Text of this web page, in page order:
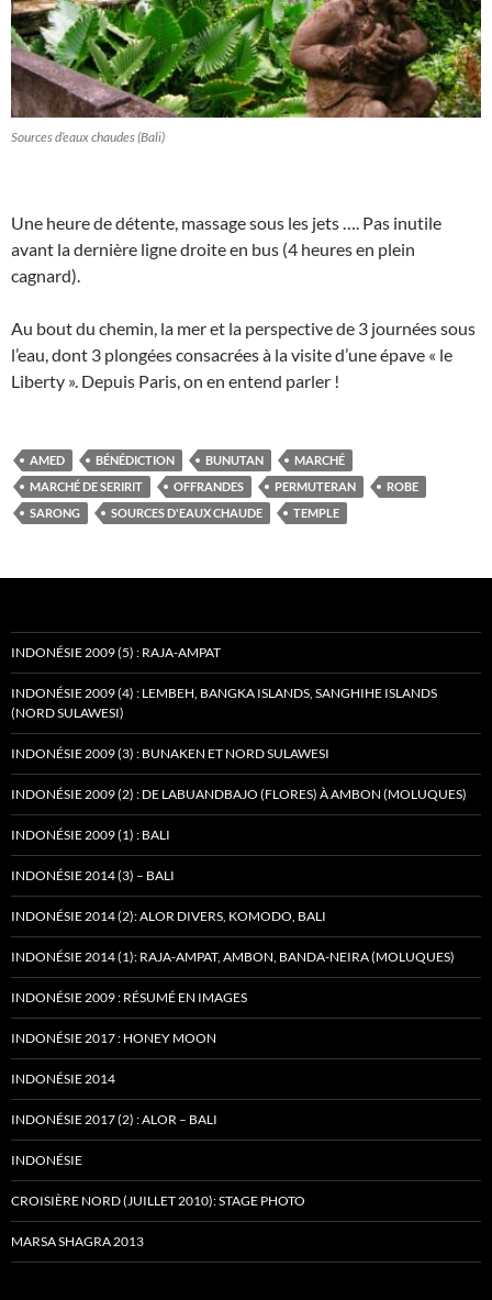
Sources d’eaux chaudes (Bali)
Une heure de détente, massage sous les jets …. Pas inutile
avant la dernière ligne droite en bus (4 heures en plein
cagnard).
Au bout du chemin, la mer et la perspective de 3 journées sous
l’eau, dont 3 plongées consacrées à la visite d’une épave « le
Liberty ». Depuis Paris, on en entend parler !
AMED BÉNÉDICTION BUNUTAN
MARCHÉ
MARCHÉ DE SERIRIT
OFFRANDES PERMUTERAN
ROBE
SARONG
SOURCES D'EAUX CHAUDE TEMPLE
INDONÉSIE 2009 (5) : RAJA-AMPAT
INDONÉSIE 2009 (4) : LEMBEH, BANGKA ISLANDS, SANGHIHE ISLANDS
(NORD SULAWESI)
INDONÉSIE 2009 (3) : BUNAKEN ET NORD SULAWESI
INDONÉSIE 2009 (2) : DE LABUANDBAJO (FLORES) À AMBON (MOLUQUES)
INDONÉSIE 2009 (1) : BALI
INDONÉSIE 2014 (3) – BALI
INDONÉSIE 2014 (2): ALOR DIVERS, KOMODO, BALI
INDONÉSIE 2014 (1): RAJA-AMPAT, AMBON, BANDA-NEIRA (MOLUQUES)
INDONÉSIE 2009 : RÉSUMÉ EN IMAGES
INDONÉSIE 2017 : HONEY MOON
INDONÉSIE 2014
INDONÉSIE 2017 (2) : ALOR – BALI
INDONÉSIE
CROISIÈRE NORD (JUILLET 2010): STAGE PHOTO
MARSA SHAGRA 2013